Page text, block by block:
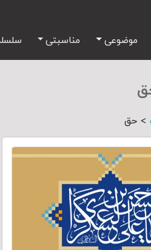
موضوعی مناسبتی
> حق